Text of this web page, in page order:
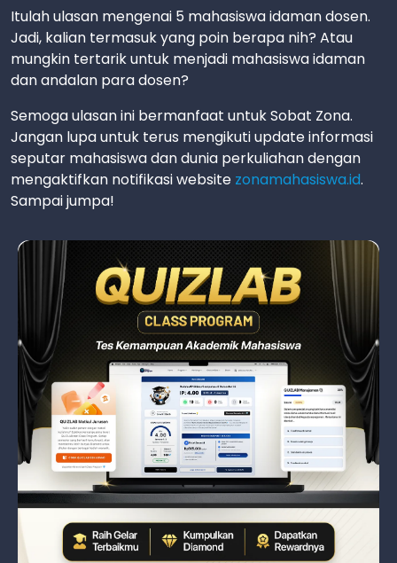
Itulah ulasan mengenai 5 mahasiswa idaman dosen.
Jadi, kalian termasuk yang poin berapa nih? Atau
mungkin tertarik untuk menjadi mahasiswa idaman
dan andalan para dosen?
Semoga ulasan ini bermanfaat untuk Sobat Zona.
Jangan lupa untuk terus mengikuti update informasi
seputar mahasiswa dan dunia perkuliahan dengan
mengaktifkan notifikasi website zonamahasiswa.id.
Sampai jumpa!